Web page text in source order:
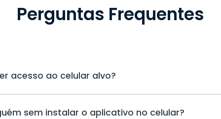
Perguntas Frequentes
acesso ao celular alvo?
instalar o uMobix, que é o app espião
sem instalar o aplicativo no celular?